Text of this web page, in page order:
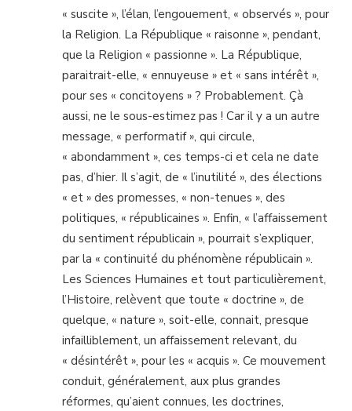
« suscite », l’élan, l’engouement, « observés », pour
la Religion. La République « raisonne », pendant,
que la Religion « passionne ». La République,
paraitrait-elle, « ennuyeuse » et « sans intérêt »,
pour ses « concitoyens » ? Probablement. Çà
aussi, ne le sous-estimez pas ! Car il y a un autre
message, « performatif », qui circule,
« abondamment », ces temps-ci et cela ne date
pas, d’hier. Il s’agit, de « l’inutilité », des élections
« et » des promesses, « non-tenues », des
politiques, « républicaines ». Enfin, « l’affaissement
du sentiment républicain », pourrait s’expliquer,
par la « continuité du phénomène républicain ».
Les Sciences Humaines et tout particulièrement,
l’Histoire, relèvent que toute « doctrine », de
quelque, « nature », soit-elle, connait, presque
infailliblement, un affaissement relevant, du
« désintérêt », pour les « acquis ». Ce mouvement
conduit, généralement, aux plus grandes
réformes, qu’aient connues, les doctrines,